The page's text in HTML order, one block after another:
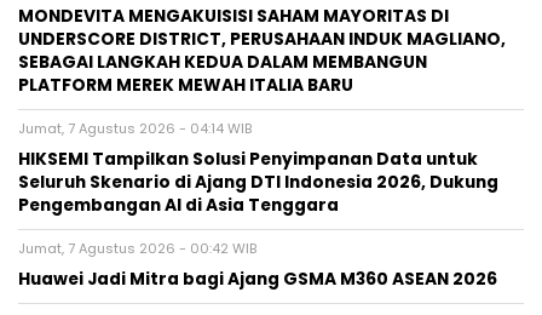
MONDEVITA MENGAKUISISI SAHAM MAYORITAS DI
UNDERSCORE DISTRICT, PERUSAHAAN INDUK MAGLIANO,
SEBAGAI LANGKAH KEDUA DALAM MEMBANGUN
PLATFORM MEREK MEWAH ITALIA BARU
Jumat, 7 Agustus 2026 - 04:14 WIB
HIKSEMI Tampilkan Solusi Penyimpanan Data untuk
Seluruh Skenario di Ajang DTI Indonesia 2026, Dukung
Pengembangan AI di Asia Tenggara
Jumat, 7 Agustus 2026 - 00:42 WIB
Huawei Jadi Mitra bagi Ajang GSMA M360 ASEAN 2026